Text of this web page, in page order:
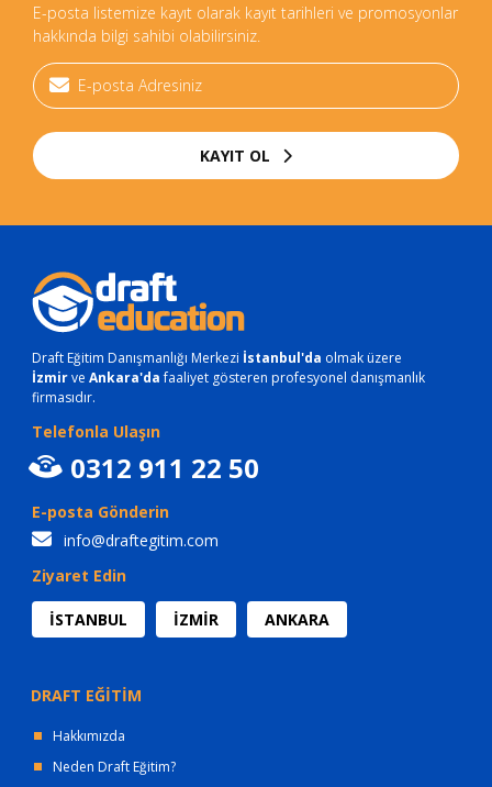
E-posta listemize kayıt olarak kayıt tarihleri ve promosyonlar
hakkında bilgi sahibi olabilirsiniz.
KAYIT OL
Draft Eğitim Danışmanlığı Merkezi İstanbul'da olmak üzere
İzmirve Ankara'dafaaliyet gösteren profesyonel danışmanlık
firmasıdır.
Telefonla Ulaşın
0312 911 22 50
E-posta Gönderin
info@draftegitim.com
Ziyaret Edin
İSTANBUL İZMİR ANKARA
DRAFT EĞİTİM
Hakkımızda
Neden Draft Eğitim?